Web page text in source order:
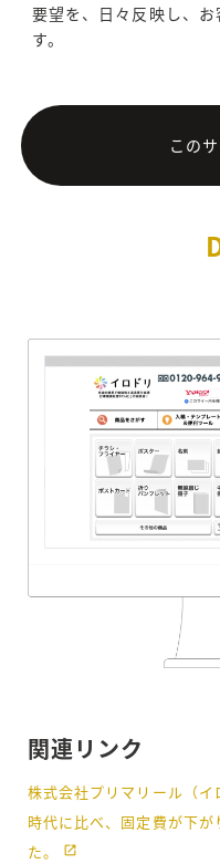
要望を、日々反映し、
す。
この
関連リンク
株式会社プリマリール（
時代に比べ、固定費が下
た。
launchs